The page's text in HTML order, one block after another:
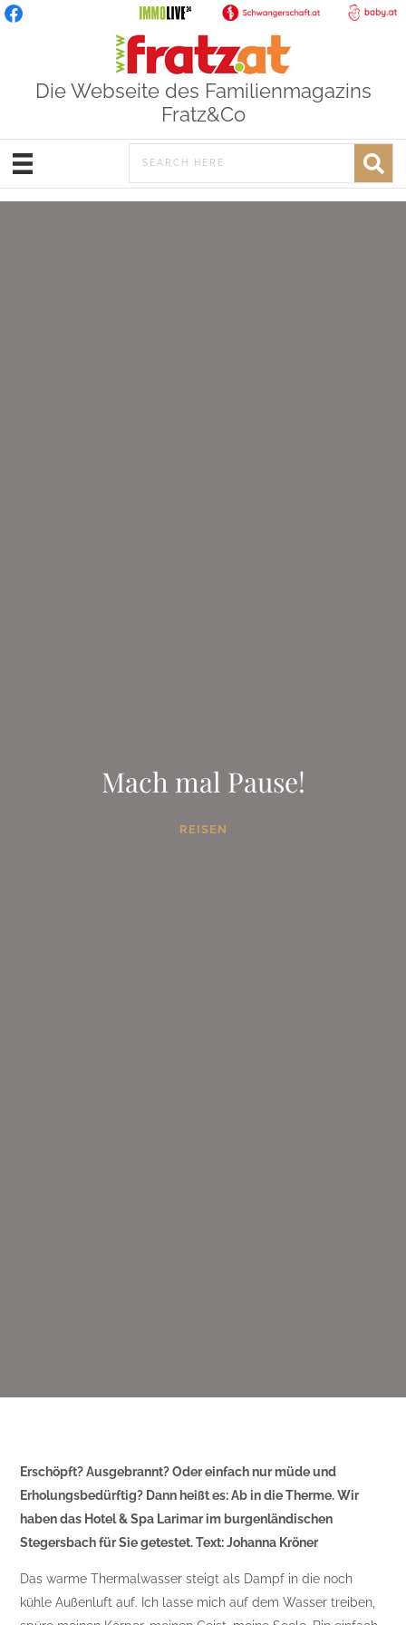
Die Webseite des Familienmagazins
Fratz&Co
Mach mal Pause!
REISEN
Erschöpft? Ausgebrannt? Oder einfach nur müde und
Erholungsbedürftig? Dann heißt es: Ab in die Therme. Wir
haben das Hotel & Spa Larimar im burgenländischen
Stegersbach für Sie getestet. Text: Johanna Kröner
Das warme Thermalwasser steigt als Dampf in die noch
kühle Außenluft auf. Ich lasse mich auf dem Wasser treiben,